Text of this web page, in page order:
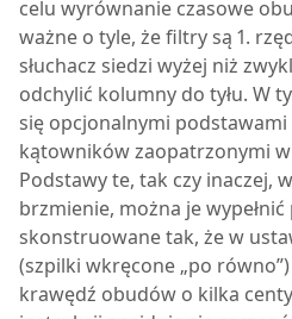
celu wyrównanie czasowe
ważne o tyle, że filtry są 1.
słuchacz siedzi wyżej niż
odchylić kolumny do tyłu. W
się opcjonalnymi podstawami
kątowników zaopatrzonymi
Podstawy te, tak czy inaczej,
brzmienie, można je wypełnić
skonstruowane tak, że w
(szpilki wkręcone „po
krawędź obudów o kilka